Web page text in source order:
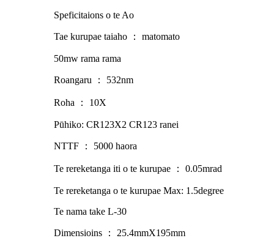
Speficitaions o te Ao
Tae kurupae taiaho ： matomato
50mw rama rama
Roangaru ： 532nm
Roha ： 10X
Pūhiko: CR123X2 CR123 ranei
NTTF ： 5000 haora
Te rereketanga iti o te kurupae ： 0.05mrad
Te rereketanga o te kurupae Max: 1.5degree
Te nama take L-30
Dimensioins ： 25.4mmX195mm